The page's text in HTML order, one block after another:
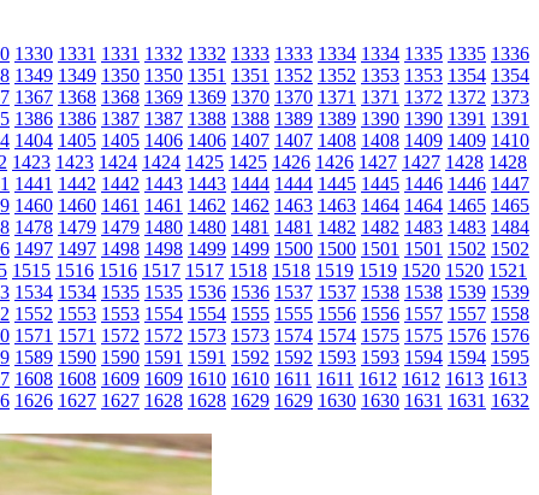
1330 1331 1331 1332 1332 1333 1333 1334 1334 1335 1335 1336
1349 1349 1350 1350 1351 1351 1352 1352 1353 1353 1354 1354
1367 1368 1368 1369 1369 1370 1370 1371 1371 1372 1372 1373
1386 1386 1387 1387 1388 1388 1389 1389 1390 1390 1391 1391
1404 1405 1405 1406 1406 1407 1407 1408 1408 1409 1409 1410
1423 1423 1424 1424 1425 1425 1426 1426 1427 1427 1428 1428
1441 1442 1442 1443 1443 1444 1444 1445 1445 1446 1446 1447
1460 1460 1461 1461 1462 1462 1463 1463 1464 1464 1465 1465
1478 1479 1479 1480 1480 1481 1481 1482 1482 1483 1483 1484
1497 1497 1498 1498 1499 1499 1500 1500 1501 1501 1502 1502
1515 1516 1516 1517 1517 1518 1518 1519 1519 1520 1520 1521
1534 1534 1535 1535 1536 1536 1537 1537 1538 1538 1539 1539
1552 1553 1553 1554 1554 1555 1555 1556 1556 1557 1557 1558
1571 1571 1572 1572 1573 1573 1574 1574 1575 1575 1576 1576
1589 1590 1590 1591 1591 1592 1592 1593 1593 1594 1594 1595
1608 1608 1609 1609 1610 1610 1611 1611 1612 1612 1613 1613
1626 1627 1627 1628 1628 1629 1629 1630 1630 1631 1631 1632